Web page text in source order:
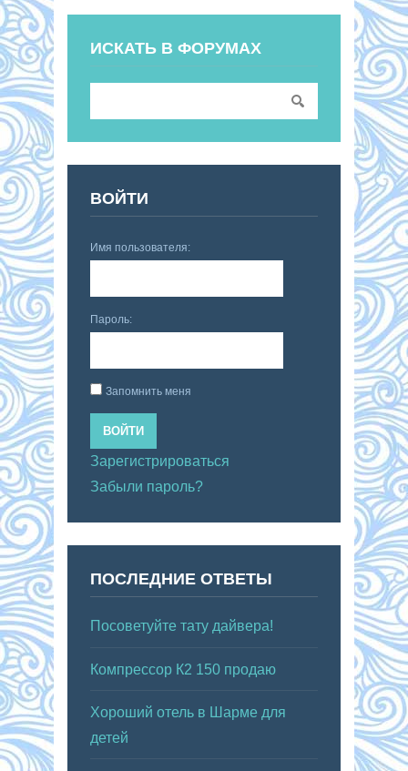
ИСКАТЬ В ФОРУМАХ
ВОЙТИ
Имя пользователя:
Пароль:
Запомнить меня
ВОЙТИ
Зарегистрироваться
Забыли пароль?
ПОСЛЕДНИЕ ОТВЕТЫ
Посоветуйте тату дайвера!
Компрессор К2 150 продаю
Хороший отель в Шарме для
детей